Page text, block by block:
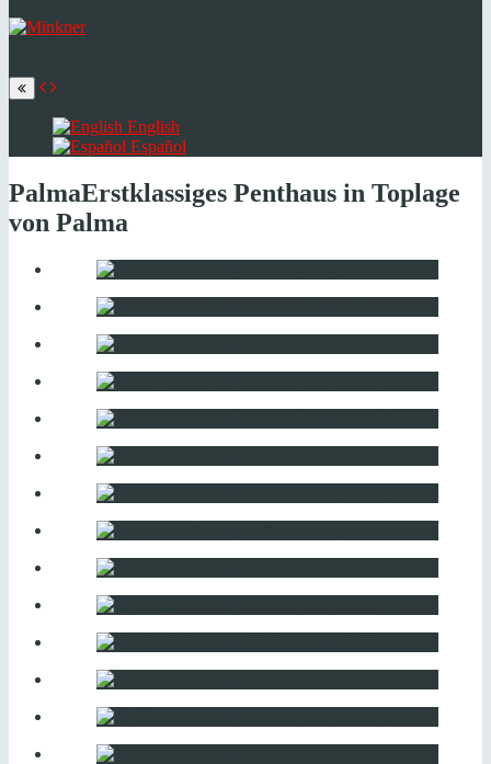
language
English
Español
PalmaErstklassiges Penthaus in Toplage
von Palma